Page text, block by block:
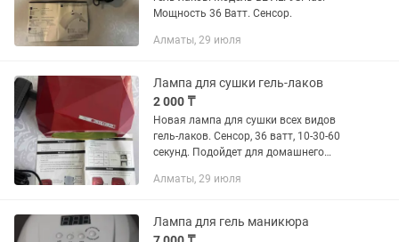
Мощность 36 Ватт. Сенсор.
Алматы, 29 июля
Лампа для сушки гель-лаков
2 000 ₸
Новая лампа для сушки всех видов
гель-лаков. Сенсор, 36 ватт, 10-30-60
секунд. Подойдет для домашнего
Алматы, 29 июля
Лампа для гель маникюра